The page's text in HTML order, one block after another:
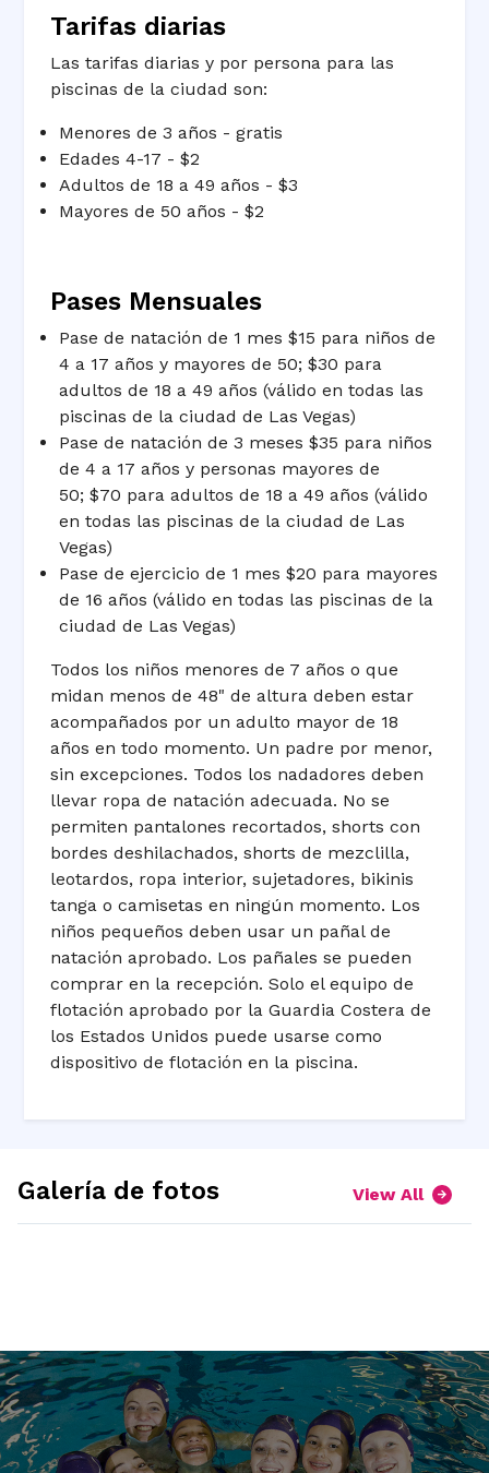
Tarifas diarias
Las tarifas diarias y por persona para las
piscinas de la ciudad son:
Menores de 3 años - gratis
Edades 4-17 - $2
Adultos de 18 a 49 años - $3
Mayores de 50 años - $2
Pases Mensuales
Pase de natación de 1 mes $15 para niños de
4 a 17 años y mayores de 50; $30 para
adultos de 18 a 49 años (válido en todas las
piscinas de la ciudad de Las Vegas)
Pase de natación de 3 meses $35 para niños
de 4 a 17 años y personas mayores de
50; $70 para adultos de 18 a 49 años (válido
en todas las piscinas de la ciudad de Las
Vegas)
Pase de ejercicio de 1 mes $20 para mayores
de 16 años (válido en todas las piscinas de la
ciudad de Las Vegas)
Todos los niños menores de 7 años o que
midan menos de 48" de altura deben estar
acompañados por un adulto mayor de 18
años en todo momento. Un padre por menor,
sin excepciones. Todos los nadadores deben
llevar ropa de natación adecuada. No se
permiten pantalones recortados, shorts con
bordes deshilachados, shorts de mezclilla,
leotardos, ropa interior, sujetadores, bikinis
tanga o camisetas en ningún momento. Los
niños pequeños deben usar un pañal de
natación aprobado. Los pañales se pueden
comprar en la recepción. Solo el equipo de
flotación aprobado por la Guardia Costera de
los Estados Unidos puede usarse como
dispositivo de flotación en la piscina.
Galería de fotos View All
3
4